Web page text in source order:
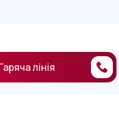
лінія